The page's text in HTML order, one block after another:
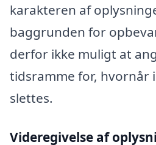
karakteren af
baggrunden for
derfor ikke muligt at
tidsramme for, hvornår
slettes.
Videregivelse af